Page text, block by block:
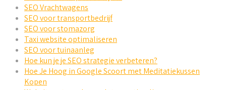
SEO Vrachtwagens
SEO voor transportbedrijf
SEO voor stomazorg
Taxi website optimaliseren
SEO voor tuinaanleg
Hoe kun je je SEO strategie verbeteren?
Hoe Je Hoog in Google Scoort met Meditatiekussen
Kopen